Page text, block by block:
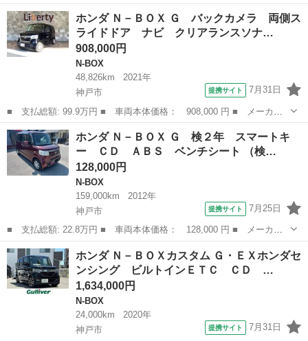
ー名： ホンダ ■ 車種名： Ｎ－ＢＯＸカスタム ■ グレード
名： ターボ ２年保証 デモカー 純正ナビ 全周囲カメラ ドラ
レコ ＥＴＣ...
兵庫 宝塚市 N-BOX
ホンダ Ｎ－ＢＯＸ Ｇ バックカメラ 両側ス
ライドドア ナビ クリアランスソナ…
908,000円
N-BOX
48,826km
2021年
神戸市
提携サイト 7月31日
■ 支払総額: 99.9万円 ■ 車両本体価格： 908,000 円 ■ メーカー
名： ホンダ ■ 車種名： Ｎ－ＢＯＸ ■ グレード名： Ｇ バッ
クカメラ 両側スライドドア ナビ クリアランスソナー オートク
ルーズコント...
兵庫 神戸市 N-BOX
ホンダ Ｎ－ＢＯＸ Ｇ 検２年 スマートキ
ー ＣＤ ＡＢＳ ベンチシート （検…
128,000円
N-BOX
159,000km
2012年
神戸市
提携サイト 7月25日
■ 支払総額: 22.8万円 ■ 車両本体価格： 128,000 円 ■ メーカー
名： ホンダ ■ 車種名： Ｎ－ＢＯＸ ■ グレード名： Ｇ 検２
年 スマートキー ＣＤ ＡＢＳ ベンチシート ■ 排気量： 660cc
■...
兵庫 神戸市 N-BOX
ホンダ Ｎ－ＢＯＸカスタム Ｇ・ＥＸホンダセ
ンシング ビルトインＥＴＣ ＣＤ …
1,634,000円
N-BOX
24,000km
2020年
神戸市
提携サイト 7月31日